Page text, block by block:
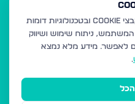
אתר רשות היחיד עושה שימוש בקבצי Cookie ובטכנולוגיות דומות
ניתוח שימוש ושיווק
לאפשר. מידע מלא נמצא
.